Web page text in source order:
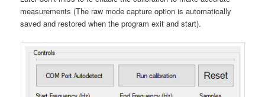
measurements (The raw mode capture option is automatically
saved and restored when the program exit and start).